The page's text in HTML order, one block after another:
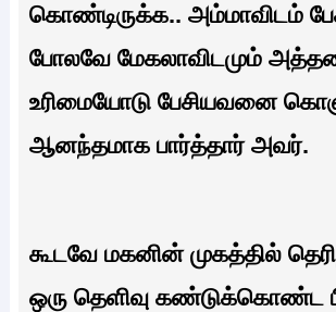
கொண்டிருக்க.. அம்மாவிடம்
போலவே மேகலாவிடமும்
உரிமையோடு பேசியவனை
ஆனந்தமாக பார்த்தார் அவர்.
கூடவே மகனின் முகத்தில்
ஒரு தெளிவு கண்டுக்கொண்ட